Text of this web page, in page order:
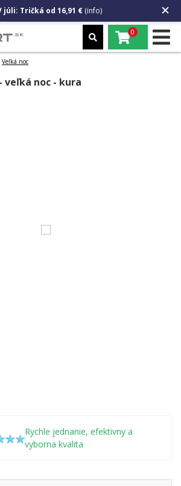
júli: Tričká od 16,91 € (info)
0
Veľká noc
veľká noc - kura
Rychle jednanie, efektivny a
vyborna kvalita